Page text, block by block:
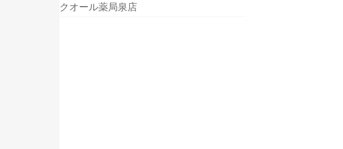
クオール薬局泉店